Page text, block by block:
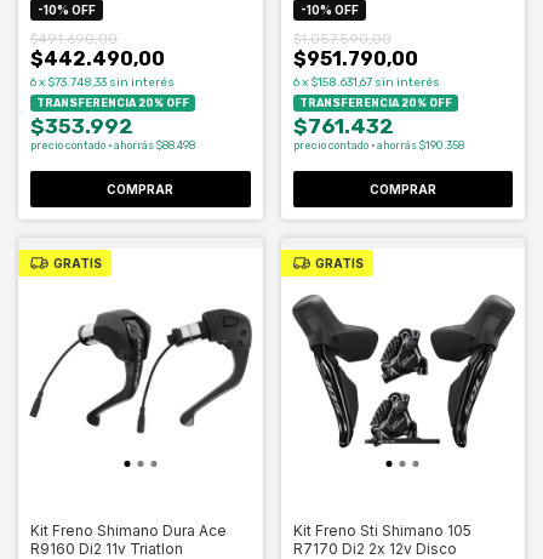
-10% OFF
$442.490,00
$491.690,00
6x $73.748,33 sin interés
TRANSFERENCIA 20% OFF
$353.992
precio contado · ahorrás $88.498
COMPRAR
-10% OFF
$951.790,00
$1.057.590,00
6 x $158.631,67 sin interés
TRANSFERENCIA 20% OFF
$761.432
precio contado · ahorrás $190.358
COMPRAR
GRATIS
Kit Freno Shimano Dura Ace
R9160 Di2 11v Triatlon
GRATIS
Kit Freno Sti Shimano 105
R7170 Di2 2x 12v Disco